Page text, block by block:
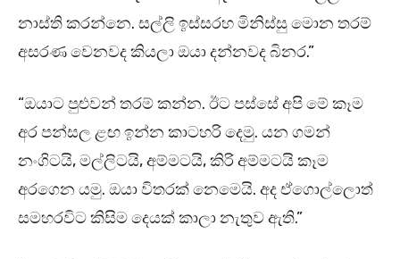
නාස්ති කරන්නෙ. සල්ලි ඉස්සරහ මිනිස්සු මොන තරම්
අසරණ වෙනවද කියලා ඔයා දන්නවද බිනර.”
“ඔයාට පුළුවන් තරම් කන්න. ඊට පස්සේ අපි මේ කෑම
අර පන්සල ළඟ ඉන්න කාටහරි දෙමු. යන ගමන්
නංගිටයි, මල්ලිටයි, අම්මටයි, කිරි අම්මටයි කෑම
අරගෙන යමු. ඔයා විතරක් නෙමෙයි. අද ඒගොල්ලොත්
සමහරවිට කිසිම දෙයක් කාලා නැතුව ඇති.”